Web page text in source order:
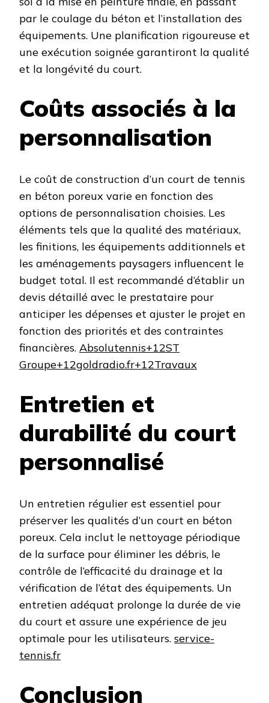
par le coulage du béton et l’installation des
équipements. Une planification rigoureuse et
une exécution soignée garantiront la qualité
et la longévité du court. ​
Coûts associés à la
personnalisation
Le coût de construction d’un court de tennis
en béton poreux varie en fonction des
options de personnalisation choisies. Les
éléments tels que la qualité des matériaux,
les finitions, les équipements additionnels et
les aménagements paysagers influencent le
budget total. Il est recommandé d’établir un
devis détaillé avec le prestataire pour
anticiper les dépenses et ajuster le projet en
fonction des priorités et des contraintes
financières. ​ Absolutennis+12ST
Groupe+12goldradio.fr+12Travaux
Entretien et
durabilité du court
personnalisé
Un entretien régulier est essentiel pour
préserver les qualités d’un court en béton
poreux. Cela inclut le nettoyage périodique
de la surface pour éliminer les débris, le
contrôle de l’efficacité du drainage et la
vérification de l’état des équipements. Un
entretien adéquat prolonge la durée de vie
du court et assure une expérience de jeu
optimale pour les utilisateurs. ​ service-
tennis.fr
Conclusion